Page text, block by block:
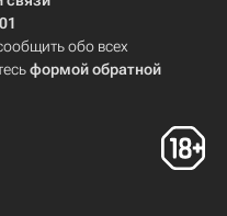
обо всех
формой обратной